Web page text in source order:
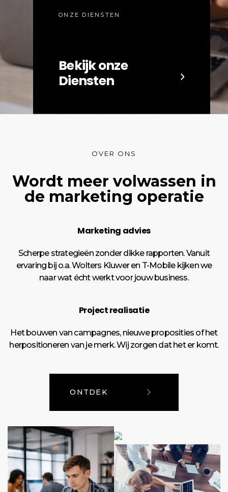
ONZE DIENSTEN
Bekijk onze
Diensten
OVER ONS
Wordt meer volwassen in
de marketing operatie
Marketing advies
Scherpe strategieën zonder dikke rapporten. Vanuit
ervaring bij o.a. Wolters Kluwer en T-Mobile kijken we
naar wat écht werkt voor jouw business.
Project realisatie
Het bouwen van campagnes, nieuwe proposities of het
herpositioneren van je merk. Wij zorgen dat het er komt.
ONTDEK